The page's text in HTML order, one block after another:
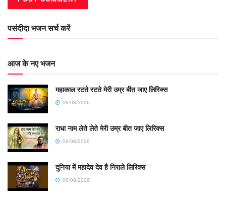
पसंदीदा भजन सर्च करें
आज के नए भजन
महाकाल रटते रटते मेरी उम्र बीत जाए लिरिक्स
06/08/2026
राधा नाम लेते लेते मेरी उम्र बीत जाए लिरिक्स
06/08/2026
दुनिया में महादेव देव है निराले लिरिक्स
06/08/2026